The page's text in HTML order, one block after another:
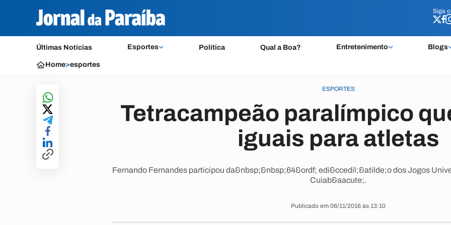
Siga o
Últimas Notícias Esportes Política Qual a Boa? Entretenimento Blogs
Siga o
Home>esportes
ESPORTES
Tetracampeão paralímpico
iguais para atletas
Fernando Fernandes participou da&nbsp;&nbsp;64&ordf; edi&ccedil;&atilde;o dos Jogos
Cuiab&aacute;.
Publicado em 06/11/2016 às 13:10